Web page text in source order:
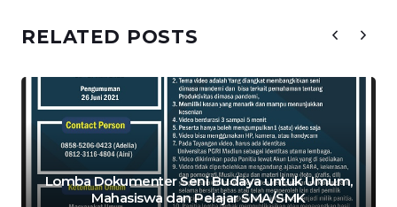
RELATED POSTS
Lomba Dokumenter Seni Budaya untuk Umum,
Mahasiswa dan Pelajar SMA/SMK